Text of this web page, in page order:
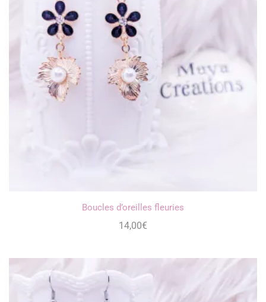
Boucles d’oreilles fleuries
14,00€